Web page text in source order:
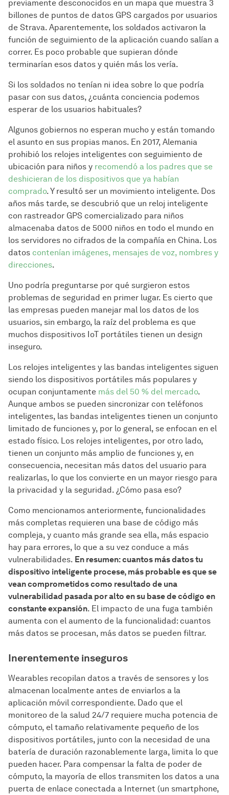
previamente desconocidos en un mapa que muestra 3
billones de puntos de datos GPS cargados por usuarios
de Strava. Aparentemente, los soldados activaron la
función de seguimiento de la aplicación cuando salían a
correr. Es poco probable que supieran dónde
terminarían esos datos y quién más los vería.
Si los soldados no tenían ni idea sobre lo que podría
pasar con sus datos, ¿cuánta conciencia podemos
esperar de los usuarios habituales?
Algunos gobiernos no esperan mucho y están tomando
el asunto en sus propias manos. En 2017, Alemania
prohibió los relojes inteligentes con seguimiento de
ubicación para niños y recomendó a los padres que se
deshicieran de los dispositivos que ya habían
comprado. Y resultó ser un movimiento inteligente. Dos
años más tarde, se descubrió que un reloj inteligente
con rastreador GPS comercializado para niños
almacenaba datos de 5000 niños en todo el mundo en
los servidores no cifrados de la compañía en China. Los
datos contenían imágenes, mensajes de voz, nombres y
direcciones.
Uno podría preguntarse por qué surgieron estos
problemas de seguridad en primer lugar. Es cierto que
las empresas pueden manejar mal los datos de los
usuarios, sin embargo, la raíz del problema es que
muchos dispositivos IoT portátiles tienen un design
inseguro.
Los relojes inteligentes y las bandas inteligentes siguen
siendo los dispositivos portátiles más populares y
ocupan conjuntamente más del 50 % del mercado.
Aunque ambos se pueden sincronizar con teléfonos
inteligentes, las bandas inteligentes tienen un conjunto
limitado de funciones y, por lo general, se enfocan en el
estado físico. Los relojes inteligentes, por otro lado,
tienen un conjunto más amplio de funciones y, en
consecuencia, necesitan más datos del usuario para
realizarlas, lo que los convierte en un mayor riesgo para
la privacidad y la seguridad. ¿Cómo pasa eso?
Como mencionamos anteriormente, funcionalidades
más completas requieren una base de código más
compleja, y cuanto más grande sea ella, más espacio
hay para errores, lo que a su vez conduce a más
vulnerabilidades. En resumen: cuantos más datos tu
dispositivo inteligente procese, más probable es que se
vean comprometidos como resultado de una
vulnerabilidad pasada por alto en su base de código en
constante expansión. El impacto de una fuga también
aumenta con el aumento de la funcionalidad: cuantos
más datos se procesan, más datos se pueden filtrar.
Inerentemente inseguros
Wearables recopilan datos a través de sensores y los
almacenan localmente antes de enviarlos a la
aplicación móvil correspondiente. Dado que el
monitoreo de la salud 24/7 requiere mucha potencia de
cómputo, el tamaño relativamente pequeño de los
dispositivos portátiles, junto con la necesidad de una
batería de duración razonablemente larga, limita lo que
pueden hacer. Para compensar la falta de poder de
cómputo, la mayoría de ellos transmiten los datos a una
puerta de enlace conectada a Internet (un smartphone,